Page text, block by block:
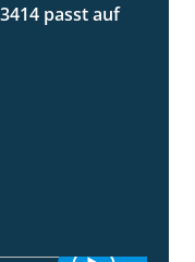
1:23
passt auf